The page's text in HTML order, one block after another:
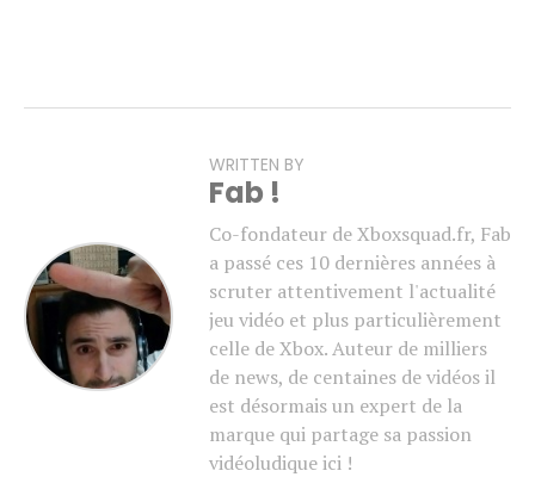
WRITTEN BY
Fab !
Co-fondateur de Xboxsquad.fr, Fab
a passé ces 10 dernières années à
scruter attentivement l'actualité
jeu vidéo et plus particulièrement
celle de Xbox. Auteur de milliers
de news, de centaines de vidéos il
est désormais un expert de la
marque qui partage sa passion
vidéoludique ici !